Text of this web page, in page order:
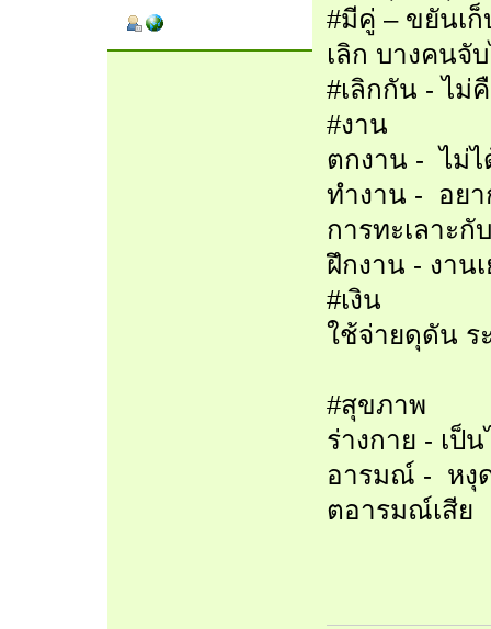
#มีคู่ – ขยันเ
เลิก บางคนจั
#เลิกกัน - ไม่
#งาน
ตกงาน - ไม่ไ
ทำงาน - อยา
การทะเลาะกั
ฝึกงาน - งาน
#เงิน
ใช้จ่ายดุดัน ร
#สุขภาพ
ร่างกาย - เป็
อารมณ์ - หงุ
ตอารมณ์เสีย